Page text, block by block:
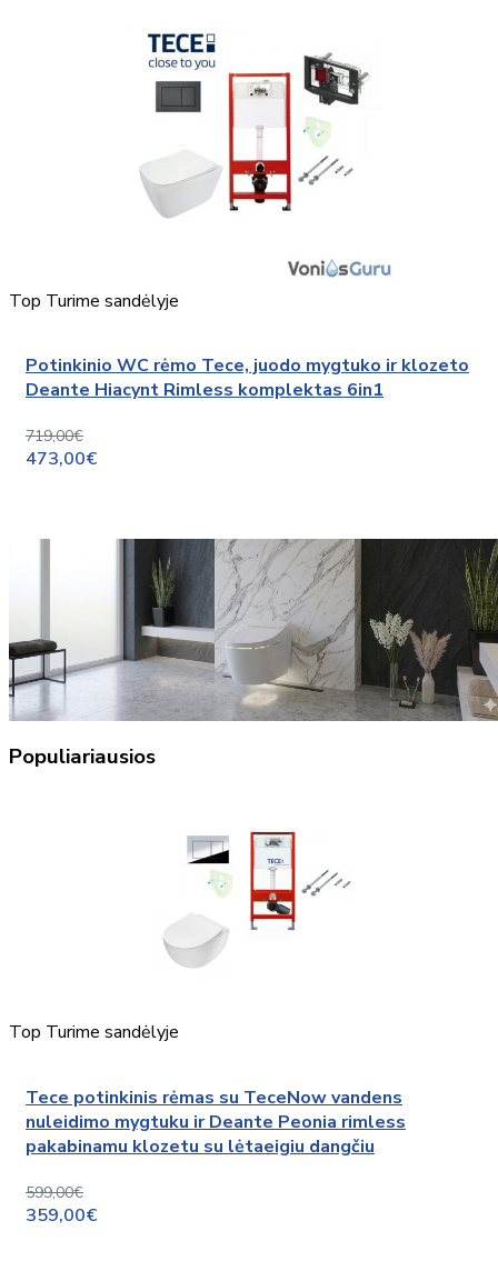
Top Turime sandėlyje
Potinkinio WC rėmo Tece, juodo mygtuko ir klozeto
Deante Hiacynt Rimless komplektas 6in1
719,00€
473,00€
Populiariausios
Top Turime sandėlyje
Tece potinkinis rėmas su TeceNow vandens
nuleidimo mygtuku ir Deante Peonia rimless
pakabinamu klozetu su lėtaeigiu dangčiu
599,00€
359,00€